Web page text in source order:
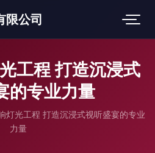
限公司
工程 打造沉浸式
的专业力量
灯光工程 打造沉浸式视听盛宴的专业
力量